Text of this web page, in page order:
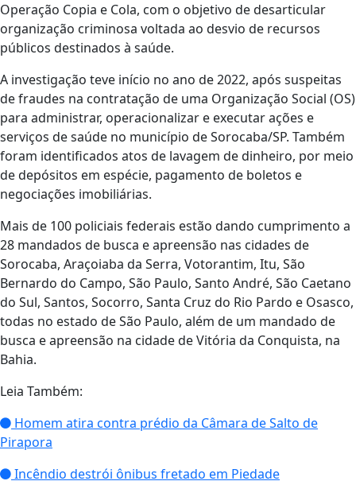
Operação Copia e Cola, com o objetivo de desarticular
organização criminosa voltada ao desvio de recursos
públicos destinados à saúde.
A investigação teve início no ano de 2022, após suspeitas
de fraudes na contratação de uma Organização Social (OS)
para administrar, operacionalizar e executar ações e
serviços de saúde no município de Sorocaba/SP. Também
foram identificados atos de lavagem de dinheiro, por meio
de depósitos em espécie, pagamento de boletos e
negociações imobiliárias.
Mais de 100 policiais federais estão dando cumprimento a
28 mandados de busca e apreensão nas cidades de
Sorocaba, Araçoiaba da Serra, Votorantim, Itu, São
Bernardo do Campo, São Paulo, Santo André, São Caetano
do Sul, Santos, Socorro, Santa Cruz do Rio Pardo e Osasco,
todas no estado de São Paulo, além de um mandado de
busca e apreensão na cidade de Vitória da Conquista, na
Bahia.
Leia Também:
Homem atira contra prédio da Câmara de Salto de
Pirapora
Incêndio destrói ônibus fretado em Piedade